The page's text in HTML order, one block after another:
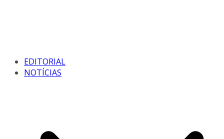
EDITORIAL
NOTÍCIAS